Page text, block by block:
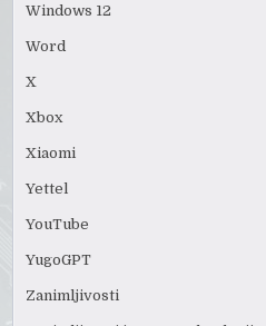
Windows 12
Word
X
Xbox
Xiaomi
Yettel
YouTube
YugoGPT
Zanimljivosti